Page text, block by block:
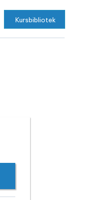
Kursbibliotek